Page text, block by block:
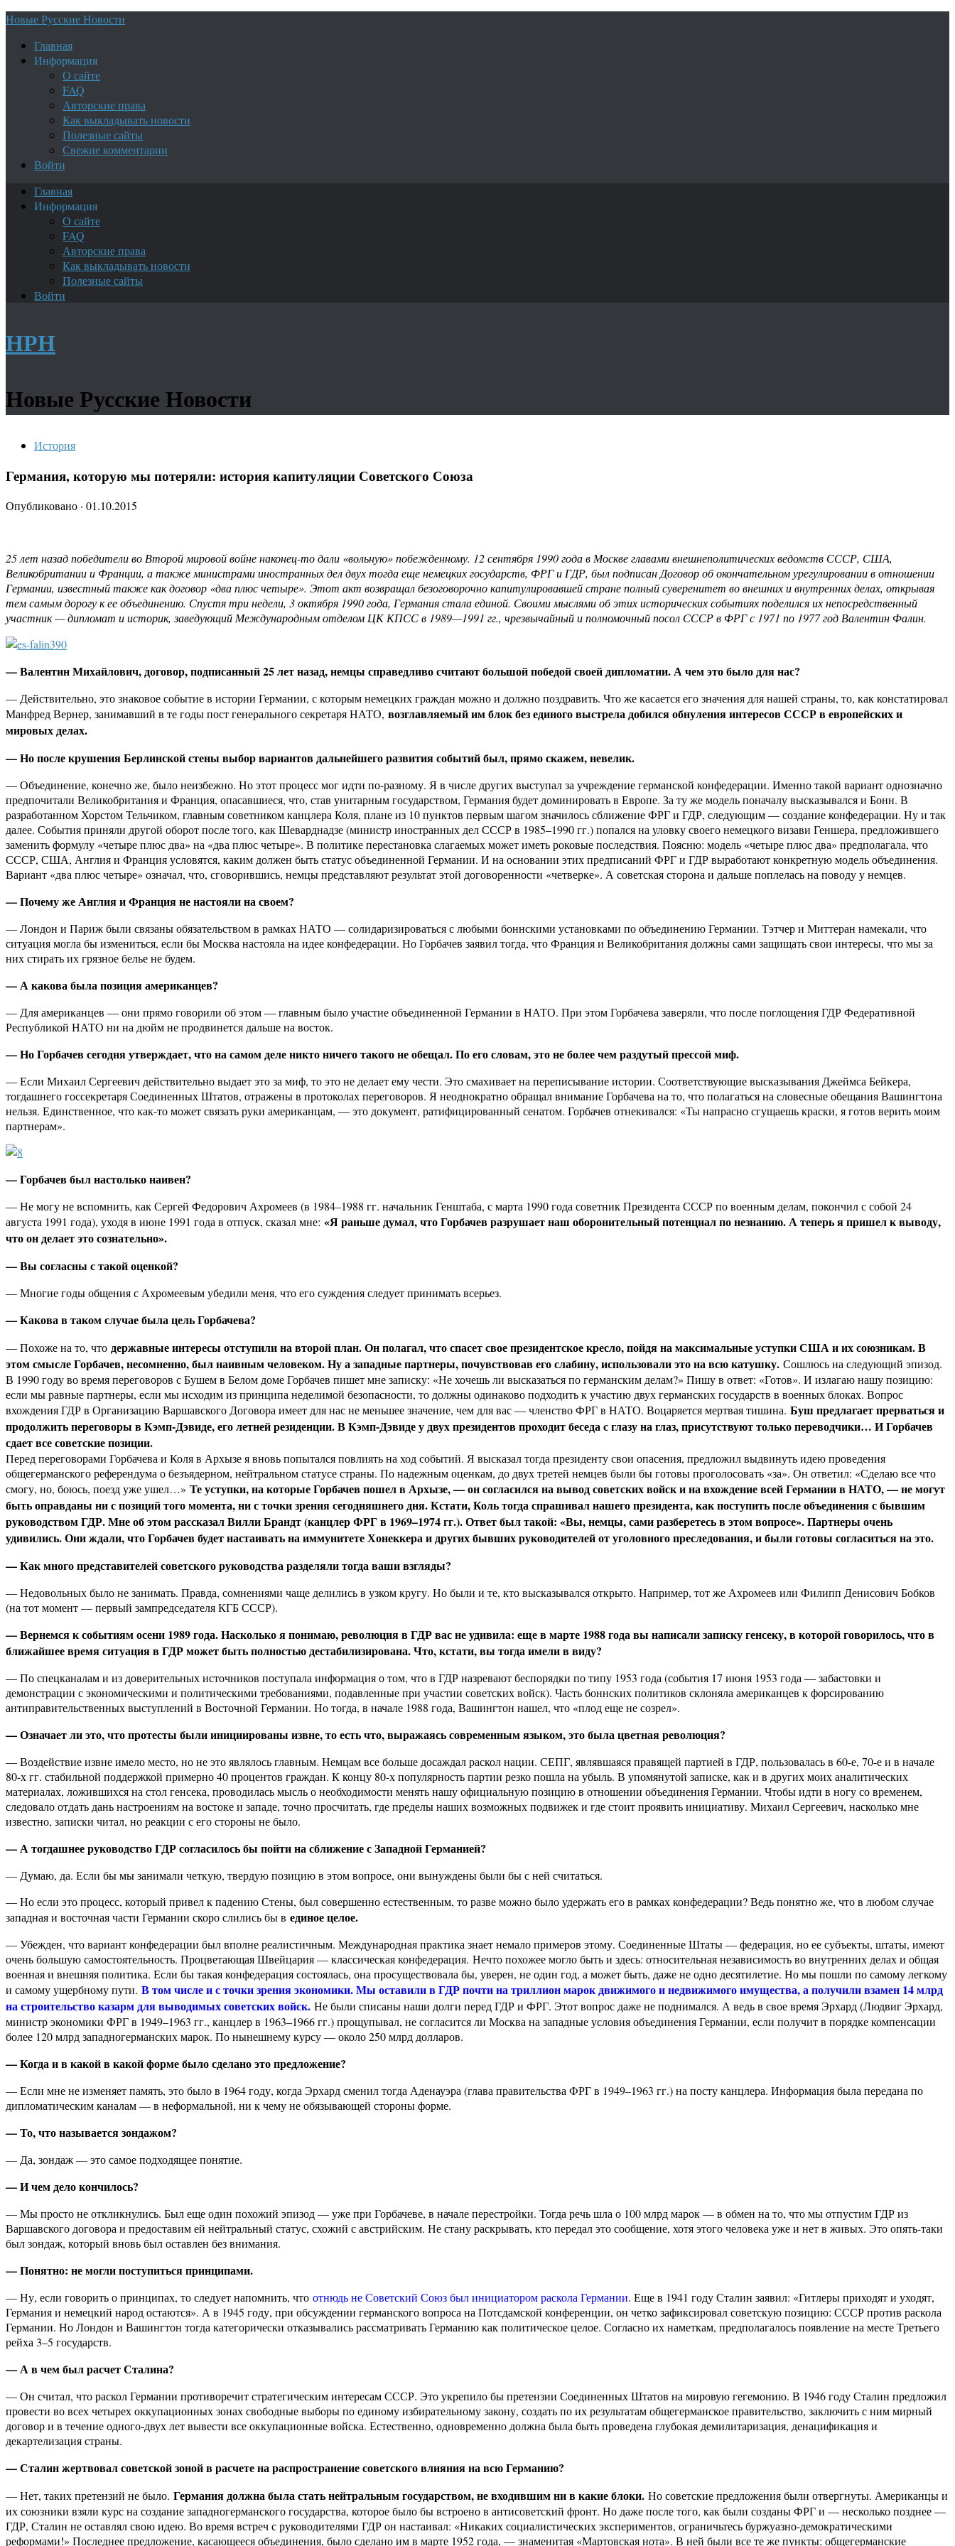
Новые Русские Новости
Главная
Информация
О сайте
FAQ
Авторские права
Как выкладывать новости
Полезные сайты
Свежие комментарии
Войти
Главная
Информация
О сайте
FAQ
Авторские права
Как выкладывать новости
Полезные сайты
Войти
НРН
Новые Русские Новости
История
Германия, которую мы потеряли: история капитуляции Советского Союза
Опубликовано · 01.10.2015
25 лет назад победители во Второй мировой войне наконец-то дали «вольную» побежденному. 12 сентября 1990 года в Москве главами внешнеполитических ведомств СССР, США,
Великобритании и Франции, а также министрами иностранных дел двух тогда еще немецких государств, ФРГ и ГДР, был подписан Договор об окончательном урегулировании в отношении
Германии, известный также как договор «два плюс четыре». Этот акт возвращал безоговорочно капитулировавшей стране полный суверенитет во внешних и внутренних делах, открывая
тем самым дорогу к ее объединению. Спустя три недели, 3 октября 1990 года, Германия стала единой. Своими мыслями об этих исторических событиях поделился их непосредственный
участник — дипломат и историк, заведующий Международным отделом ЦК КПСС в 1989—1991 гг., чрезвычайный и полномочный посол СССР в ФРГ с 1971 по 1977 год Валентин Фалин.
— Валентин Михайлович, договор, подписанный 25 лет назад, немцы справедливо считают большой победой своей дипломатии. А чем это было для нас?
— Действительно, это знаковое событие в истории Германии, с которым немецких граждан можно и должно поздравить. Что же касается его значения для нашей страны, то, как констатировал
Манфред Вернер, занимавший в те годы пост генерального секретаря НАТО, возглавляемый им блок без единого выстрела добился обнуления интересов СССР в европейских и
мировых делах.
— Но после крушения Берлинской стены выбор вариантов дальнейшего развития событий был, прямо скажем, невелик.
— Объединение, конечно же, было неизбежно. Но этот процесс мог идти по-разному. Я в числе других выступал за учреждение германской конфедерации. Именно такой вариант однозначно
предпочитали Великобритания и Франция, опасавшиеся, что, став унитарным государством, Германия будет доминировать в Европе. За ту же модель поначалу высказывался и Бонн. В
разработанном Хорстом Тельчиком, главным советником канцлера Коля, плане из 10 пунктов первым шагом значилось сближение ФРГ и ГДР, следующим — создание конфедерации. Ну и так
далее. События приняли другой оборот после того, как Шеварднадзе (министр иностранных дел СССР в 1985–1990 гг.) попался на уловку своего немецкого визави Геншера, предложившего
заменить формулу «четыре плюс два» на «два плюс четыре». В политике перестановка слагаемых может иметь роковые последствия. Поясню: модель «четыре плюс два» предполагала, что
СССР, США, Англия и Франция условятся, каким должен быть статус объединенной Германии. И на основании этих предписаний ФРГ и ГДР выработают конкретную модель объединения.
Вариант «два плюс четыре» означал, что, сговорившись, немцы представляют результат этой договоренности «четверке». А советская сторона и дальше поплелась на поводу у немцев.
— Почему же Англия и Франция не настояли на своем?
— Лондон и Париж были связаны обязательством в рамках НАТО — солидаризироваться с любыми боннскими установками по объединению Германии. Тэтчер и Миттеран намекали, что
ситуация могла бы измениться, если бы Москва настояла на идее конфедерации. Но Горбачев заявил тогда, что Франция и Великобритания должны сами защищать свои интересы, что мы за
них стирать их грязное белье не будем.
— А какова была позиция американцев?
— Для американцев — они прямо говорили об этом — главным было участие объединенной Германии в НАТО. При этом Горбачева заверяли, что после поглощения ГДР Федеративной
Республикой НАТО ни на дюйм не продвинется дальше на восток.
— Но Горбачев сегодня утверждает, что на самом деле никто ничего такого не обещал. По его словам, это не более чем раздутый прессой миф.
— Если Михаил Сергеевич действительно выдает это за миф, то это не делает ему чести. Это смахивает на переписывание истории. Соответствующие высказывания Джеймса Бейкера,
тогдашнего госсекретаря Соединенных Штатов, отражены в протоколах переговоров. Я неоднократно обращал внимание Горбачева на то, что полагаться на словесные обещания Вашингтона
нельзя. Единственное, что как-то может связать руки американцам, — это документ, ратифицированный сенатом. Горбачев отнекивался: «Ты напрасно сгущаешь краски, я готов верить моим
партнерам».
— Горбачев был настолько наивен?
— Не могу не вспомнить, как Сергей Федорович Ахромеев (в 1984–1988 гг. начальник Генштаба, с марта 1990 года советник Президента СССР по военным делам, покончил с собой 24
августа 1991 года), уходя в июне 1991 года в отпуск, сказал мне: «Я раньше думал, что Горбачев разрушает наш оборонительный потенциал по незнанию. А теперь я пришел к выводу,
что он делает это сознательно».
— Вы согласны с такой оценкой?
— Многие годы общения с Ахромеевым убедили меня, что его суждения следует принимать всерьез.
— Какова в таком случае была цель Горбачева?
— Похоже на то, что державные интересы отступили на второй план. Он полагал, что спасет свое президентское кресло, пойдя на максимальные уступки США и их союзникам. В
этом смысле Горбачев, несомненно, был наивным человеком. Ну а западные партнеры, почувствовав его слабину, использовали это на всю катушку. Сошлюсь на следующий эпизод.
В 1990 году во время переговоров с Бушем в Белом доме Горбачев пишет мне записку: «Не хочешь ли высказаться по германским делам?» Пишу в ответ: «Готов». И излагаю нашу позицию:
если мы равные партнеры, если мы исходим из принципа неделимой безопасности, то должны одинаково подходить к участию двух германских государств в военных блоках. Вопрос
вхождения ГДР в Организацию Варшавского Договора имеет для нас не меньшее значение, чем для вас — членство ФРГ в НАТО. Воцаряется мертвая тишина. Буш предлагает прерваться и
продолжить переговоры в Кэмп-Дэвиде, его летней резиденции. В Кэмп-Дэвиде у двух президентов проходит беседа с глазу на глаз, присутствуют только переводчики… И Горбачев
сдает все советские позиции.
Перед переговорами Горбачева и Коля в Архызе я вновь попытался повлиять на ход событий. Я высказал тогда президенту свои опасения, предложил выдвинуть идею проведения
общегерманского референдума о безъядерном, нейтральном статусе страны. По надежным оценкам, до двух третей немцев были бы готовы проголосовать «за». Он ответил: «Сделаю все что
смогу, но, боюсь, поезд уже ушел…» Те уступки, на которые Горбачев пошел в Архызе, — он согласился на вывод советских войск и на вхождение всей Германии в НАТО, — не могут
быть оправданы ни с позиций того момента, ни с точки зрения сегодняшнего дня. Кстати, Коль тогда спрашивал нашего президента, как поступить после объединения с бывшим
руководством ГДР. Мне об этом рассказал Вилли Брандт (канцлер ФРГ в 1969–1974 гг.). Ответ был такой: «Вы, немцы, сами разберетесь в этом вопросе». Партнеры очень
удивились. Они ждали, что Горбачев будет настаивать на иммунитете Хонеккера и других бывших руководителей от уголовного преследования, и были готовы согласиться на это.
— Как много представителей советского руководства разделяли тогда ваши взгляды?
— Недовольных было не занимать. Правда, сомнениями чаще делились в узком кругу. Но были и те, кто высказывался открыто. Например, тот же Ахромеев или Филипп Денисович Бобков
(на тот момент — первый зампредседателя КГБ СССР).
— Вернемся к событиям осени 1989 года. Насколько я понимаю, революция в ГДР вас не удивила: еще в марте 1988 года вы написали записку генсеку, в которой говорилось, что в
ближайшее время ситуация в ГДР может быть полностью дестабилизирована. Что, кстати, вы тогда имели в виду?
— По спецканалам и из доверительных источников поступала информация о том, что в ГДР назревают беспорядки по типу 1953 года (события 17 июня 1953 года — забастовки и
демонстрации с экономическими и политическими требованиями, подавленные при участии советских войск). Часть боннских политиков склоняла американцев к форсированию
антиправительственных выступлений в Восточной Германии. Но тогда, в начале 1988 года, Вашингтон нашел, что «плод еще не созрел».
— Означает ли это, что протесты были инициированы извне, то есть что, выражаясь современным языком, это была цветная революция?
— Воздействие извне имело место, но не это являлось главным. Немцам все больше досаждал раскол нации. СЕПГ, являвшаяся правящей партией в ГДР, пользовалась в 60-е, 70-е и в начале
80-х гг. стабильной поддержкой примерно 40 процентов граждан. К концу 80-х популярность партии резко пошла на убыль. В упомянутой записке, как и в других моих аналитических
материалах, ложившихся на стол генсека, проводилась мысль о необходимости менять нашу официальную позицию в отношении объединения Германии. Чтобы идти в ногу со временем,
следовало отдать дань настроениям на востоке и западе, точно просчитать, где пределы наших возможных подвижек и где стоит проявить инициативу. Михаил Сергеевич, насколько мне
известно, записки читал, но реакции с его стороны не было.
— А тогдашнее руководство ГДР согласилось бы пойти на сближение с Западной Германией?
— Думаю, да. Если бы мы занимали четкую, твердую позицию в этом вопросе, они вынуждены были бы с ней считаться.
— Но если это процесс, который привел к падению Стены, был совершенно естественным, то разве можно было удержать его в рамках конфедерации? Ведь понятно же, что в любом случае
западная и восточная части Германии скоро слились бы в единое целое.
— Убежден, что вариант конфедерации был вполне реалистичным. Международная практика знает немало примеров этому. Соединенные Штаты — федерация, но ее субъекты, штаты, имеют
очень большую самостоятельность. Процветающая Швейцария — классическая конфедерация. Нечто похожее могло быть и здесь: относительная независимость во внутренних делах и общая
военная и внешняя политика. Если бы такая конфедерация состоялась, она просуществовала бы, уверен, не один год, а может быть, даже не одно десятилетие. Но мы пошли по самому легкому
и самому ущербному пути. В том числе и с точки зрения экономики. Мы оставили в ГДР почти на триллион марок движимого и недвижимого имущества, а получили взамен 14 млрд
на строительство казарм для выводимых советских войск. Не были списаны наши долги перед ГДР и ФРГ. Этот вопрос даже не поднимался. А ведь в свое время Эрхард (Людвиг Эрхард,
министр экономики ФРГ в 1949–1963 гг., канцлер в 1963–1966 гг.) прощупывал, не согласится ли Москва на западные условия объединения Германии, если получит в порядке компенсации
более 120 млрд западногерманских марок. По нынешнему курсу — около 250 млрд долларов.
— Когда и в какой в какой форме было сделано это предложение?
— Если мне не изменяет память, это было в 1964 году, когда Эрхард сменил тогда Аденауэра (глава правительства ФРГ в 1949–1963 гг.) на посту канцлера. Информация была передана по
дипломатическим каналам — в неформальной, ни к чему не обязывающей стороны форме.
— То, что называется зондажом?
— Да, зондаж — это самое подходящее понятие.
— И чем дело кончилось?
— Мы просто не откликнулись. Был еще один похожий эпизод — уже при Горбачеве, в начале перестройки. Тогда речь шла о 100 млрд марок — в обмен на то, что мы отпустим ГДР из
Варшавского договора и предоставим ей нейтральный статус, схожий с австрийским. Не стану раскрывать, кто передал это сообщение, хотя этого человека уже и нет в живых. Это опять-таки
был зондаж, который вновь был оставлен без внимания.
— Понятно: не могли поступиться принципами.
— Ну, если говорить о принципах, то следует напомнить, что отнюдь не Советский Союз был инициатором раскола Германии. Еще в 1941 году Сталин заявил: «Гитлеры приходят и уходят,
Германия и немецкий народ остаются». А в 1945 году, при обсуждении германского вопроса на Потсдамской конференции, он четко зафиксировал советскую позицию: СССР против раскола
Германии. Но Лондон и Вашингтон тогда категорически отказывались рассматривать Германию как политическое целое. Согласно их наметкам, предполагалось появление на месте Третьего
рейха 3–5 государств.
— А в чем был расчет Сталина?
— Он считал, что раскол Германии противоречит стратегическим интересам СССР. Это укрепило бы претензии Соединенных Штатов на мировую гегемонию. В 1946 году Сталин предложил
провести во всех четырех оккупационных зонах свободные выборы по единому избирательному закону, создать по их результатам общегерманское правительство, заключить с ним мирный
договор и в течение одного-двух лет вывести все оккупационные войска. Естественно, одновременно должна была быть проведена глубокая демилитаризация, денацификация и
декартелизация страны.
— Сталин жертвовал советской зоной в расчете на распространение советского влияния на всю Германию?
— Нет, таких претензий не было. Германия должна была стать нейтральным государством, не входившим ни в какие блоки. Но советские предложения были отвергнуты. Американцы и
их союзники взяли курс на создание западногерманского государства, которое было бы встроено в антисоветский фронт. Но даже после того, как были созданы ФРГ и — несколько позднее —
ГДР, Сталин не оставлял свою идею. Во время встреч с руководителями ГДР он настаивал: «Никаких социалистических экспериментов, ограничьтесь буржуазно-демократическими
реформами!» Последнее предложение, касающееся объединения, было сделано им в марте 1952 года, — знаменитая «Мартовская нота». В ней были все те же пункты: общегерманские